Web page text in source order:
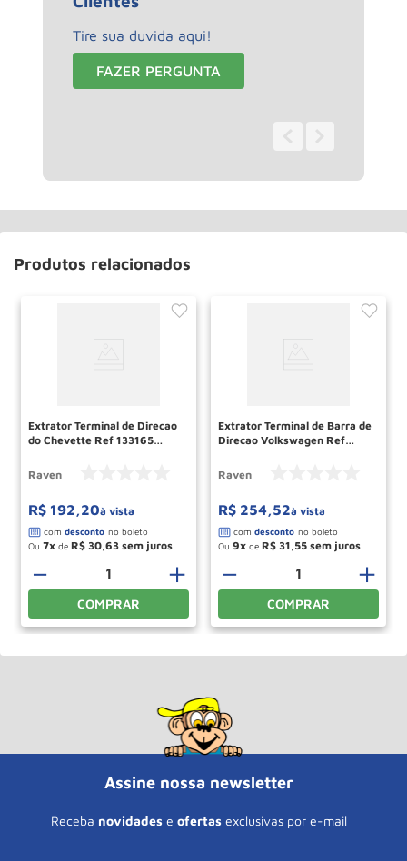
Tire sua duvida aqui!
FAZER PERGUNTA
Produtos relacionados
Extrator Terminal de Direcao
do Chevette Ref 133165
Raven
R$ 192,20à vista
Ou 7 de R$ 30,63
＋
－
COMPRAR
Extrator Terminal de Barra de
Direcao Volkswagen Ref
Raven
R$ 254,52à vista
Ou 9 de R$ 31,55
＋
－
COMPRAR
Assine nossa newsletter
Receba novidades e ofertas exclusivas por e-mail